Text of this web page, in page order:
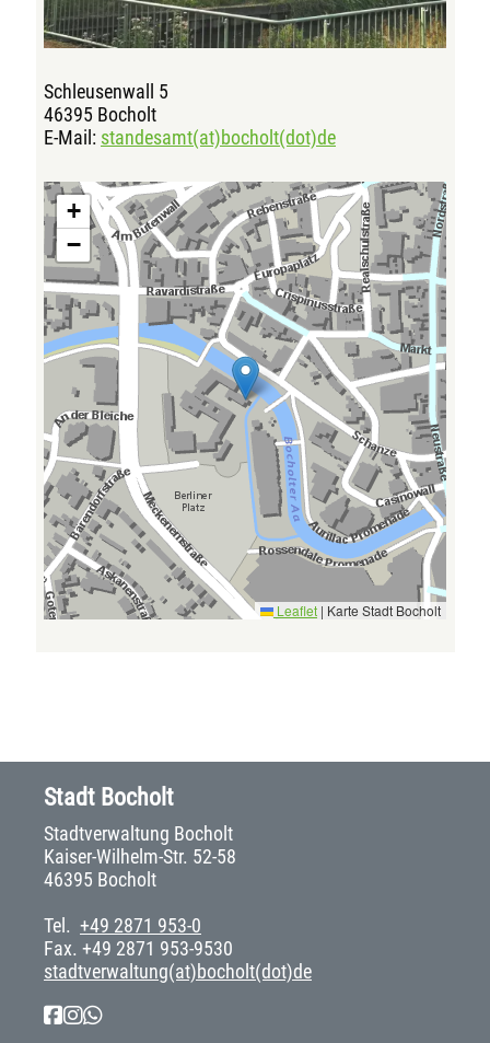
Schleusenwall 5
46395 Bocholt
E-Mail: standesamt(at)bocholt(dot)de
+
−
Leaflet | Karte Stadt Bocholt
Stadt Bocholt
Stadtverwaltung Bocholt
Kaiser-Wilhelm-Str. 52-58
46395 Bocholt
Tel. +49 2871 953-0
Fax. +49 2871 953-9530
stadtverwaltung(at)bocholt(dot)de